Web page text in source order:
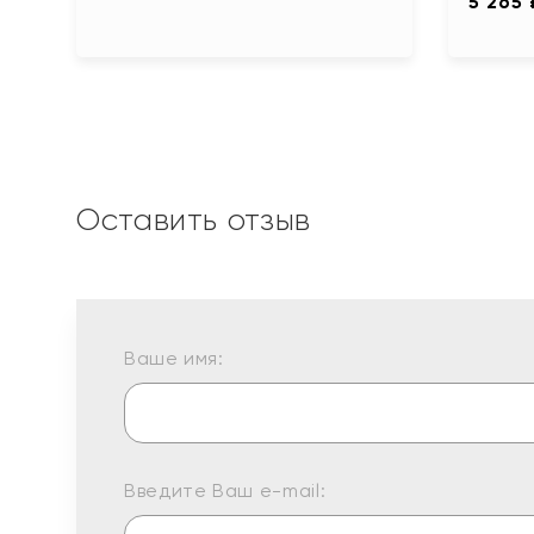
Оставить отзыв
Ваше имя:
Введите Ваш e-mail: